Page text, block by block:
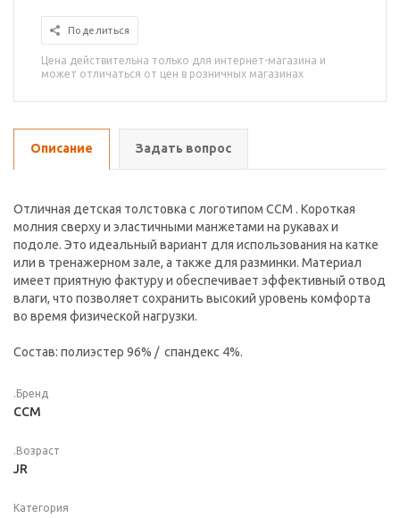
Поделиться
Цена действительна только для интернет-магазина и
может отличаться от цен в розничных магазинах
Описание Задать вопрос
Отличная детская толстовка с логотипом CCM . Короткая
молния сверху и эластичными манжетами на рукавах и
подоле. Это идеальный вариант для использования на катке
или в тренажерном зале, а также для разминки. Материал
имеет приятную фактуру и обеспечивает эффективный отвод
влаги, что позволяет сохранить высокий уровень комфорта
во время физической нагрузки.
Состав: полиэстер 96% / спандекс 4%.
.Бренд
CCM
.Возраст
JR
Категория